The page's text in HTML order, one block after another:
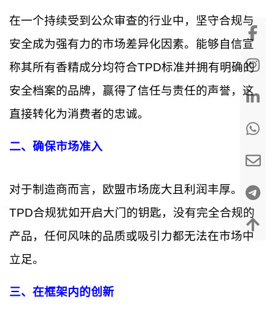
在一个持续受到公众审查的行业中，坚守合规与
安全成为强有力的市场差异化因素。能够自信宣
称其所有香精成分均符合TPD标准并拥有明确的
安全档案的品牌，赢得了信任与责任的声誉，这
直接转化为消费者的忠诚。
二、确保市场准入
对于制造商而言，欧盟市场庞大且利润丰厚。
TPD合规犹如开启大门的钥匙，没有完全合规的
产品，任何风味的品质或吸引力都无法在市场中
立足。
三、在框架内的创新